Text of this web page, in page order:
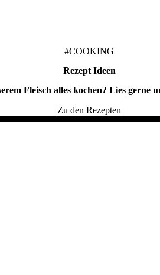
#COOKING
Rezept Ideen
Fleisch alles kochen? Lies gerne
Zu den Rezepten